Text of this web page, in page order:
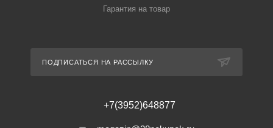
Гарантия на товар
ПОДПИСАТЬСЯ НА РАССЫЛКУ
+7(3952)648877